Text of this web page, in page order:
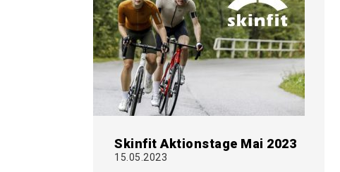
Skinfit Aktionstage Mai 2023
15.05.2023